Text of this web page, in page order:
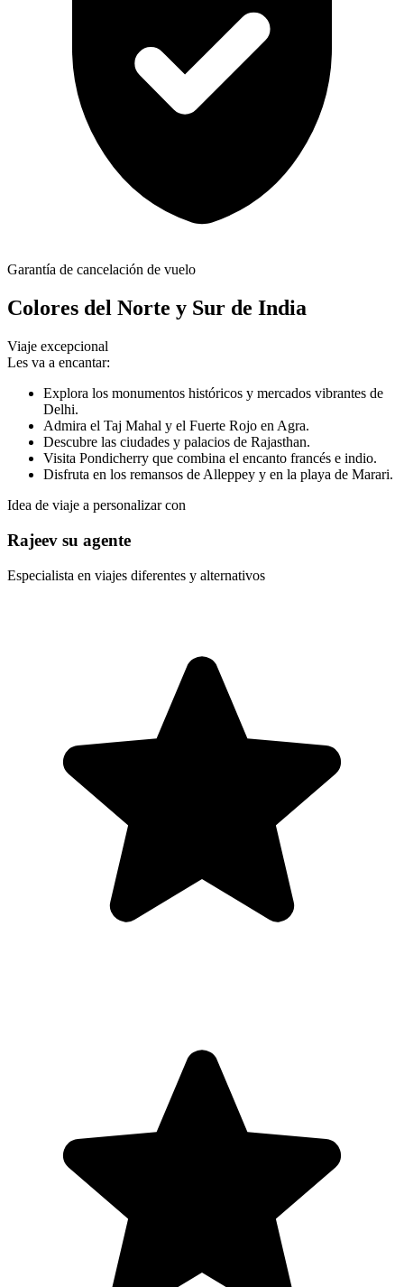
Garantía de cancelación de vuelo
Colores del Norte y Sur de India
Viaje excepcional
Les va a encantar:
Explora los monumentos históricos y mercados vibrantes de
Delhi.
Admira el Taj Mahal y el Fuerte Rojo en Agra.
Descubre las ciudades y palacios de Rajasthan.
Visita Pondicherry que combina el encanto francés e indio.
Disfruta en los remansos de Alleppey y en la playa de Marari.
Idea de viaje a personalizar con
Rajeev su agente
Especialista en viajes diferentes y alternativos